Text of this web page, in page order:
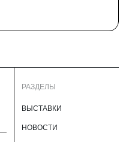
РАЗДЕЛЫ
ВЫСТАВКИ
НОВОСТИ